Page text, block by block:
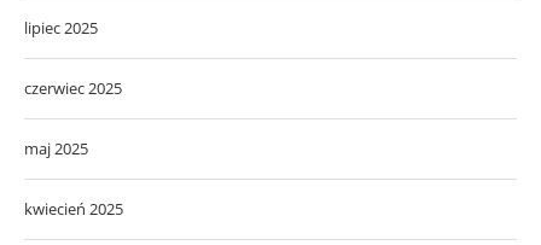
lipiec 2025
czerwiec 2025
maj 2025
kwiecień 2025